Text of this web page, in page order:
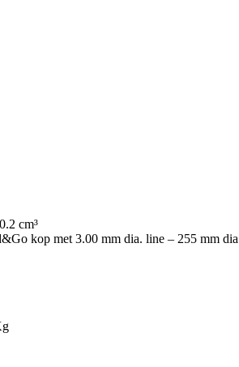
cm³
kop met 3.00 mm dia. line – 255 mm